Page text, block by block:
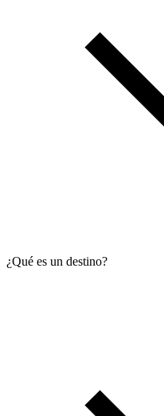
¿Qué es un destino?